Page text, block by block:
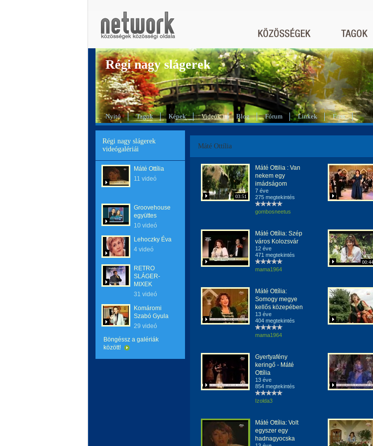
Régi nagy slágerek
Nyitó Tagok Képek Videók Blog Fórum Linkek Friss
Régi nagy slágerek
videógalériái
Máté Ottília
11 videó
Groovehouse
együttes
10 videó
Lehoczky Éva
4 videó
RETRO
SLÁGER-
MIXEK
31 videó
Komáromi
Szabó Gyula
29 videó
Böngéssz a galériák
között!
Máté Ottília
03:51
Máté Ottilia : Van
nekem egy
imádságom
7 éve
275 megtekintés
gombosneetus
Máté Ottília: Szép
város Kolozsvár
12 éve
471 megtekintés
mama1964
00:44
Máté Ottília:
Somogy megye
kellős közepében
13 éve
404 megtekintés
mama1964
Gyertyafény
keringő - Máté
Ottília
13 éve
854 megtekintés
Izolda3
Máté Ottília: Volt
egyszer egy
hadnagyocska